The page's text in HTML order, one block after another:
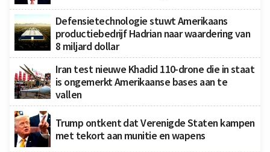
Defensietechnologie stuwt Amerikaans
productiebedrijf Hadrian naar waardering van
8 miljard dollar
Iran test nieuwe Khadid 110-drone die in staat
is ongemerkt Amerikaanse bases aan te
vallen
Trump ontkent dat Verenigde Staten kampen
met tekort aan munitie en wapens